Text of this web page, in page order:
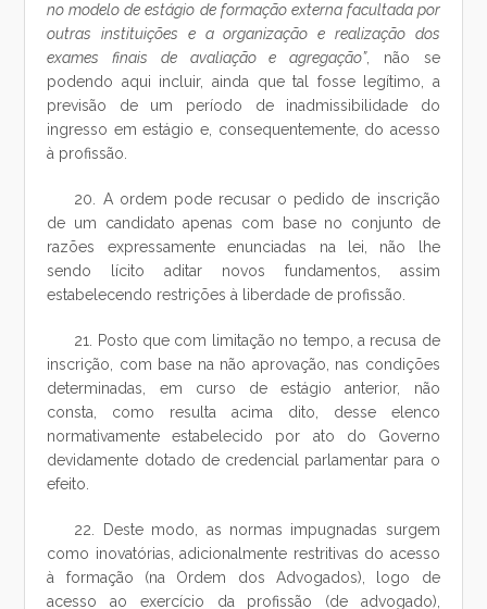
no modelo de estágio de formação externa facultada por
outras instituições e a organização e realização dos
exames finais de avaliação e agregação”, não se
podendo aqui incluir, ainda que tal fosse legítimo, a
previsão de um período de inadmissibilidade do
ingresso em estágio e, consequentemente, do acesso
à profissão.
20. A ordem pode recusar o pedido de inscrição
de um candidato apenas com base no conjunto de
razões expressamente enunciadas na lei, não lhe
sendo lícito aditar novos fundamentos, assim
estabelecendo restrições à liberdade de profissão.
21. Posto que com limitação no tempo, a recusa de
inscrição, com base na não aprovação, nas condições
determinadas, em curso de estágio anterior, não
consta, como resulta acima dito, desse elenco
normativamente estabelecido por ato do Governo
devidamente dotado de credencial parlamentar para o
efeito.
22. Deste modo, as normas impugnadas surgem
como inovatórias, adicionalmente restritivas do acesso
à formação (na Ordem dos Advogados), logo de
acesso ao exercício da profissão (de advogado),